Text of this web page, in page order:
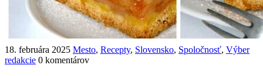
18. februára 2025 Mesto, Recepty, Slovensko, Spoločnosť, Výber
redakcie 0 komentárov